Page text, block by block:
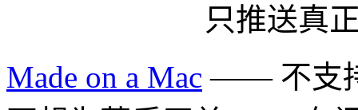
只推送真
Made on a Mac —— 不支